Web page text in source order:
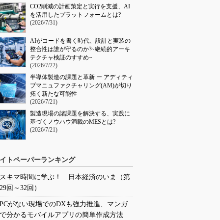
CO2削減の計画策定と実行を支援、AI
を活用したプラットフォームとは?
(2026/7/31)
AIがコードを書く時代、設計と実装の
整合性は誰が守るのか?~継続的アーキ
テクチャ検証のすすめ~
(2026/7/22)
半導体製造の課題と革新 ー アディティ
ブマニュファクチャリング(AM)が切り
拓く新たな可能性
(2026/7/21)
製造現場の諸課題を解決する、実践に
基づくノウハウ満載のMESとは?
(2026/7/21)
トペーパーランキング
スキマ時間に学ぶ！ 日本経済のいま（第
29回～32回）
PCがない現場でのDXも強力推進、マンガ
で分かるモバイルアプリの簡単作成方法